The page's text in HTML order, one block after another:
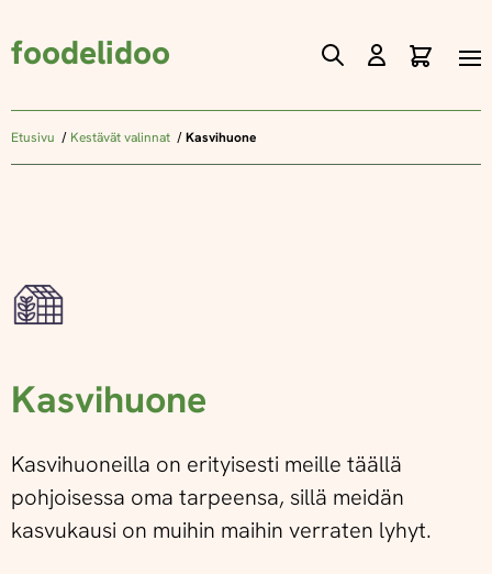
foodelidoo
Skip
Content
Etusivu Kestävät valinnat Kasvihuone
Kasvihuone
Kasvihuoneilla on erityisesti meille täällä
pohjoisessa oma tarpeensa, sillä meidän
kasvukausi on muihin maihin verraten lyhyt.